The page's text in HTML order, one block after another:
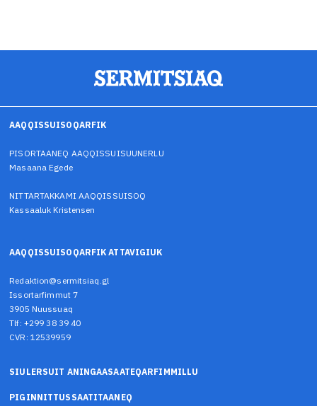
AAQQISSUISOQARFIK
PISORTAANEQ AAQQISSUISUUNERLU
Masaana Egede
NITTARTAKKAMI AAQQISSUISOQ
Kassaaluk Kristensen
AAQQISSUISOQARFIK ATTAVIGIUK
Redaktion@sermitsiaq.gl
Issortarfimmut 7
3905 Nuussuaq
Tlf: +299 38 39 40
CVR: 12539959
SIULERSUIT ANINGAASAATEQARFIMMILLU
PIGINNITTUSSAATITAANEQ